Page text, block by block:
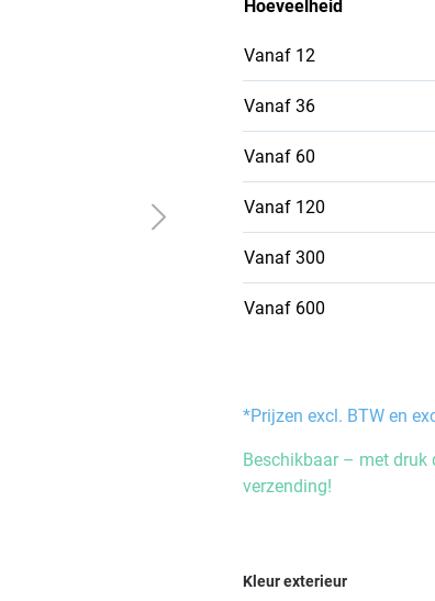
Hoeveelheid
Vanaf 12
Vanaf 36
Vanaf 60
Vanaf 120
Vanaf 300
Vanaf 600
*Prijzen excl. BTW en
Beschikbaar – met druk
verzending!
Selecteer
Kleur exterieur